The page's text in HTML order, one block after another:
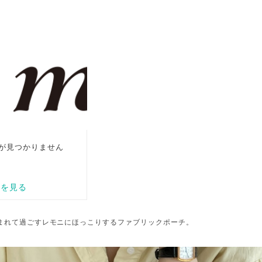
れて過ごすレモニにほっこりするファブリックポーチ。